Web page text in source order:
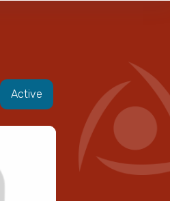
Active